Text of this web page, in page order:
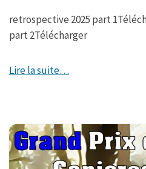
retrospective 2025 part
part 2Télécharger
Lire la suite…